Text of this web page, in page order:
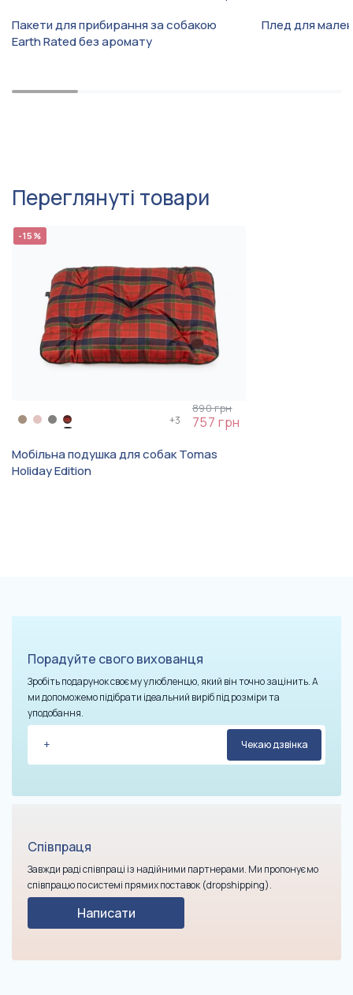
Шелті, Керн-терʼєр,
Пакети для прибирання за собакою
Earth Rated без аромату
Плед для
Переглянуті товари
-15%
+3
890 грн
757 грн
Мобільна подушка для собак Tomas
Holiday Edition
Порадуйте свого вихованця
Зробіть подарунок своєму улюбленцю, який він точно зацінить. А
ми допоможемо підібрати ідеальний виріб під розміри та
уподобання.
Співпраця
Завжди раді співпраці із надійними партнерами. Ми пропонуємо
співпрацю по системі прямих поставок (dropshipping).
Написати